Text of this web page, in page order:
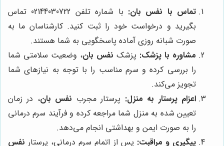
تماس با نفس بان:
با شماره تلفن 02144030722 تماس
بگیرید و درخواست خود را ثبت کنید. کارشناسان ما به
صورت شبانه روزی آماده پاسخگویی به شما هستند.
مشاوره با پزشک: پزشک نفس بان، وضعیت سلامتی شما
را بررسی کرده و سرم مناسب را با توجه به نیازهای شما
تجویز می‌کند.
اعزام پرستار به منزل: پرستار مجرب نفس بان، در زمان
تعیین شده به منزل شما مراجعه کرده و فرآیند سرم درمانی
را به صورت ایمن و بهداشتی انجام می‌دهد.
پیگیری و مراقبت: پس از اتمام سرم درمانی، پرستار نفس